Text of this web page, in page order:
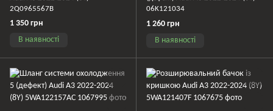
2Q0965567B
1 350 грн
В наявності
06K121034
1 260 грн
В наявності